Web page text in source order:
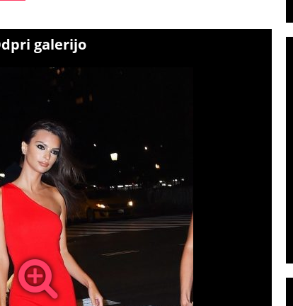
galerijo